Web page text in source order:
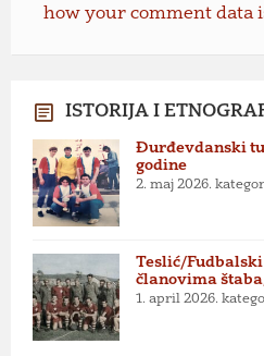
how your comment data
ISTORIJA I
Đurđevdanski
godine
2. maj 2026.
Teslić/
članovima
1. april 2026.